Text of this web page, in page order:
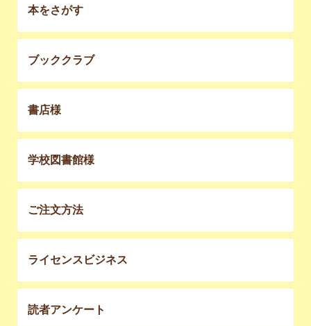
本をさがす
ブッククラブ
書店様
学校図書館様
ご注文方法
ライセンスビジネス
読者アンケート